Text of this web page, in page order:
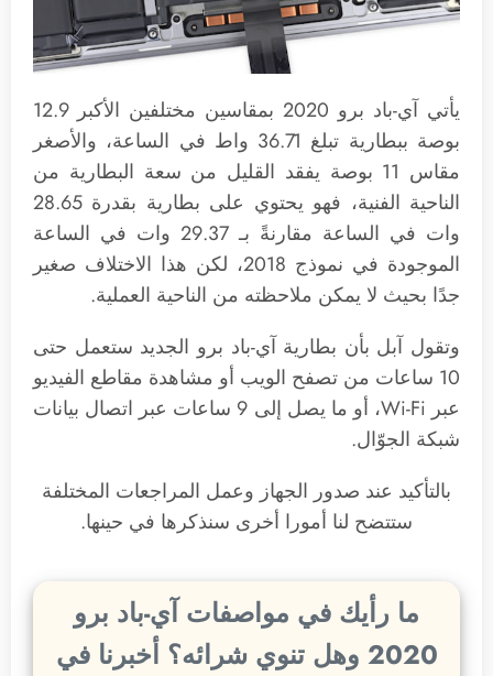
يأتي آي-باد برو 2020 بمقاسين مختلفين الأكبر 12.9
بوصة ببطارية تبلغ 36.71 واط في الساعة، والأصغر
مقاس 11 بوصة يفقد القليل من سعة البطارية من
الناحية الفنية، فهو يحتوي على بطارية بقدرة 28.65
وات في الساعة مقارنةً بـ 29.37 وات في الساعة
الموجودة في نموذج 2018، لكن هذا الاختلاف صغير
جدًا بحيث لا يمكن ملاحظته من الناحية العملية.
وتقول آبل بأن بطارية آي-باد برو الجديد ستعمل حتى
10 ساعات من تصفح الويب أو مشاهدة مقاطع الفيديو
عبر Wi-Fi، أو ما يصل إلى 9 ساعات عبر اتصال بيانات
شبكة الجوّال.
بالتأكيد عند صدور الجهاز وعمل المراجعات المختلفة
ستتضح لنا أمورا أخرى سنذكرها في حينها.
ما رأيك في مواصفات آي-باد برو
2020 وهل تنوي شرائه؟ أخبرنا في